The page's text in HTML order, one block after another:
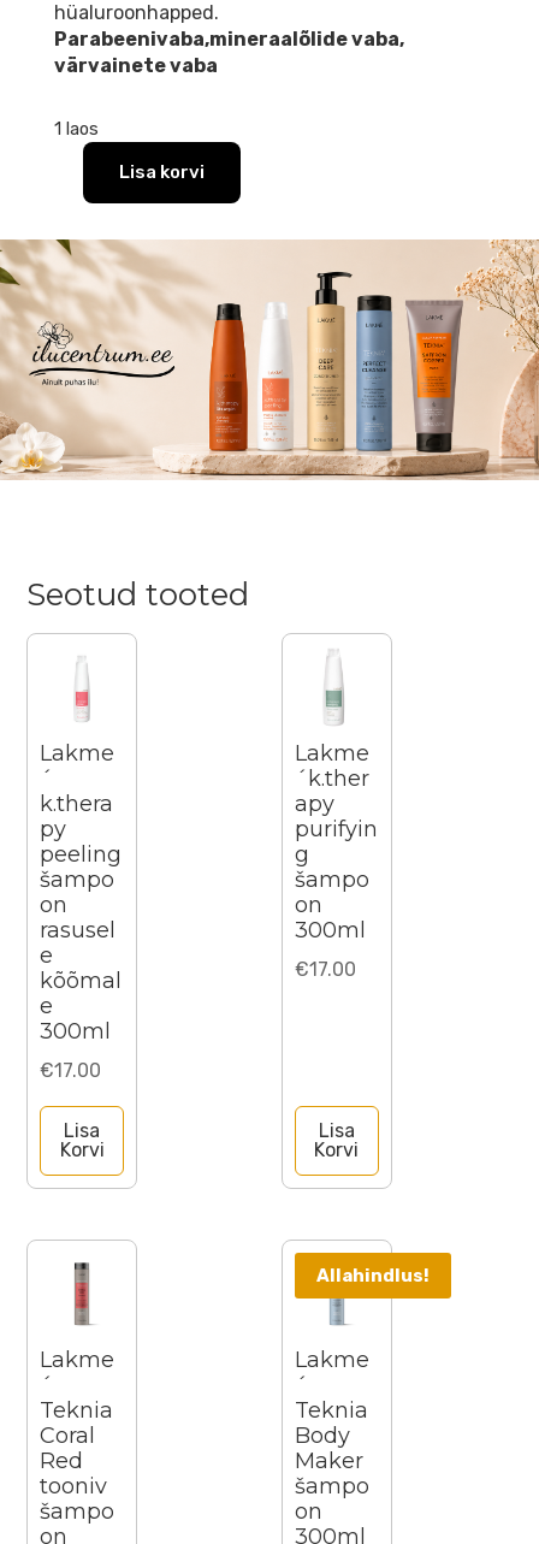
hüaluroonhapped.
Parabeenivaba,mineraalõlide vaba,
värvainete vaba
1 laos
Teknia
Metal
Remover
retailpack(
šampoon
300ml+
juuksemask
250ml+
kaitsev
sprei
300ml)
Lisa korvi
Seotud tooted
Lakme
´
k.thera
py
peeling
šampo
on
rasusel
e
kõõmal
e
300ml
€17.00
Lisa
Korvi
Lakme
´k.ther
apy
purifyin
g
šampo
on
300ml
€17.00
Lisa
Korvi
Lakme
´
Teknia
Coral
Red
tooniv
šampo
on
Allahindlus!
Lakme
´
Teknia
Body
Maker
šampo
on
300ml